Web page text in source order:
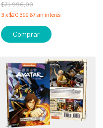
$71.996,00
3 x$20.399,67sin interés